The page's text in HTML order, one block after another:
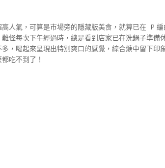
人氣，可算是市場旁的隱藏版美食，就算已在 P 編
怪每次下午經過時，總是看到店家已在洗鍋子準備
，喝起來呈現出特別爽口的感覺，綜合焿中留下印
吃不到了！